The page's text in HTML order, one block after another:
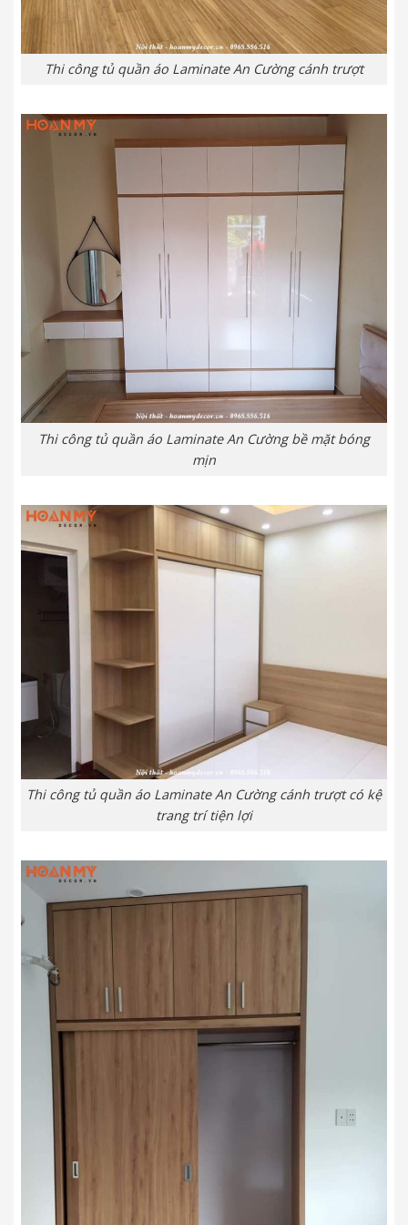
Thi công tủ quần áo Laminate An Cường cánh trượt
Thi công tủ quần áo Laminate An Cường bề mặt bóng
mịn
Thi công tủ quần áo Laminate An Cường cánh trượt có kệ
trang trí tiện lợi